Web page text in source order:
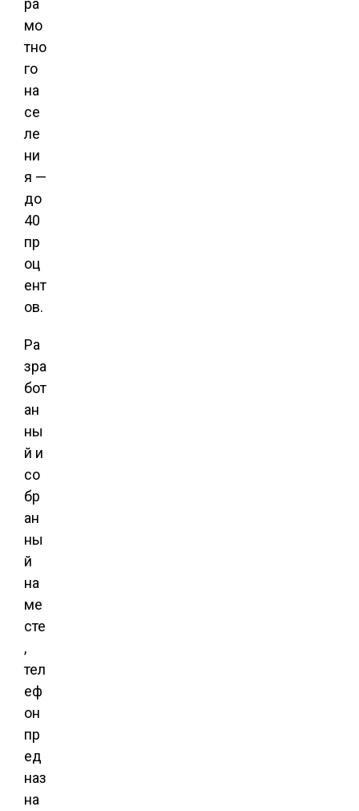
мо
тно
го
на
се
ле
ни
я —
до
40
пр
оц
ент
ов.
Ра
зра
бот
ан
ны
й и
со
бр
ан
ны
й
на
ме
сте
,
тел
еф
он
пр
ед
наз
на